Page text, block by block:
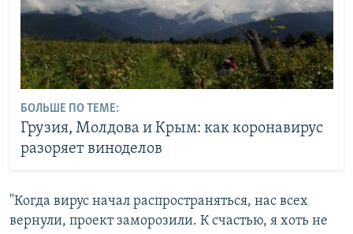
БОЛЬШЕ ПО ТЕМЕ:
Грузия, Молдова и Крым: как коронавирус
разоряет виноделов
"Когда вирус начал распространяться, нас всех
вернули, проект заморозили. К счастью, я хоть не